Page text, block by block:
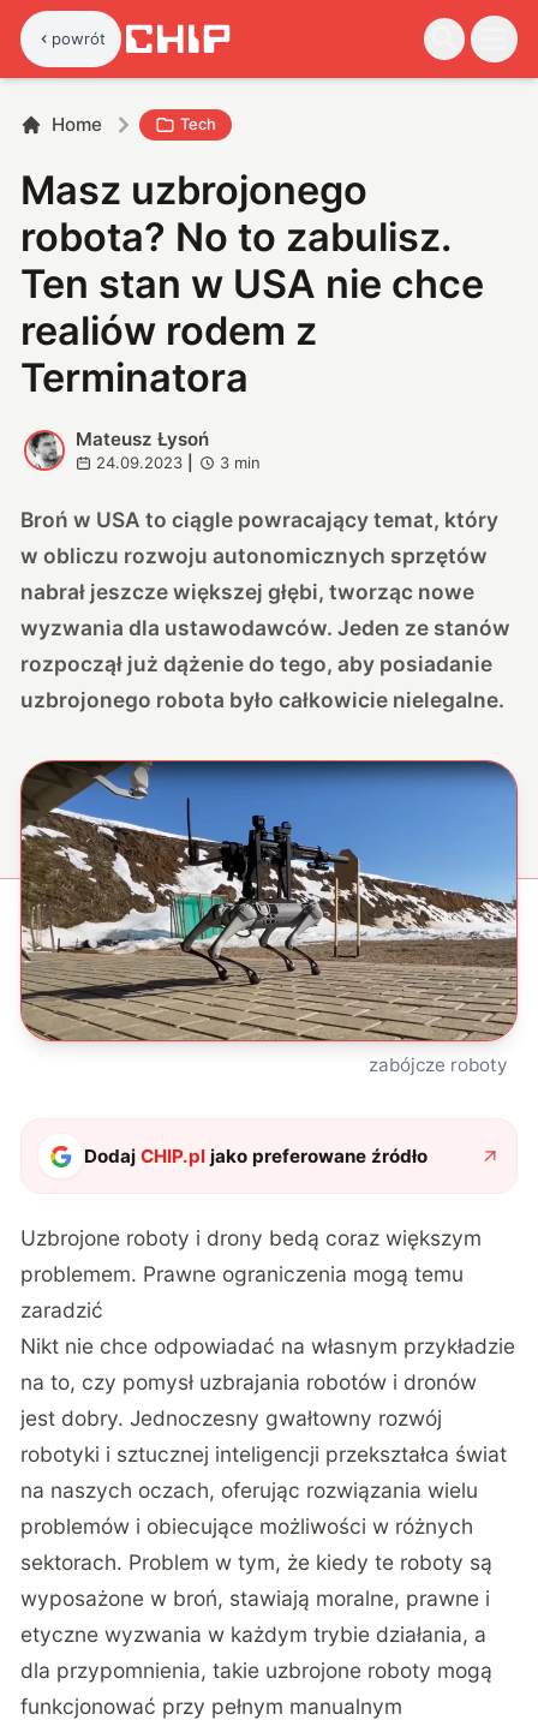
powrót
Home Tech
Masz uzbrojonego
robota? No to zabulisz.
Ten stan w USA nie chce
realiów rodem z
Terminatora
M
Mateusz Łysoń
24.09.2023 3 min
Broń w USA to ciągle powracający temat, który
w obliczu rozwoju autonomicznych sprzętów
nabrał jeszcze większej głębi, tworząc nowe
wyzwania dla ustawodawców. Jeden ze stanów
rozpoczął już dążenie do tego, aby posiadanie
uzbrojonego robota było całkowicie nielegalne.
zabójcze roboty
DodajCHIP.pl jako preferowane źródło
Uzbrojone roboty i drony bedą coraz większym
problemem. Prawne ograniczenia mogą temu
zaradzić
Nikt nie chce odpowiadać na własnym przykładzie
na to, czy pomysł uzbrajania robotów i dronów
jest dobry. Jednoczesny gwałtowny rozwój
robotyki i sztucznej inteligencji przekształca świat
na naszych oczach, oferując rozwiązania wielu
problemów i obiecujące możliwości w różnych
sektorach. Problem w tym, że kiedy te roboty są
wyposażone w broń, stawiają moralne, prawne i
etyczne wyzwania w każdym trybie działania, a
dla przypomnienia, takie uzbrojone roboty mogą
funkcjonować przy pełnym manualnym